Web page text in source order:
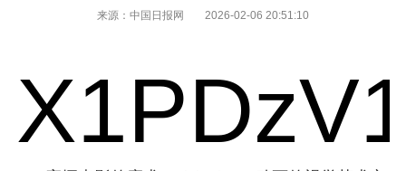
来源：中国日报网 2026-02-06 20:51:10